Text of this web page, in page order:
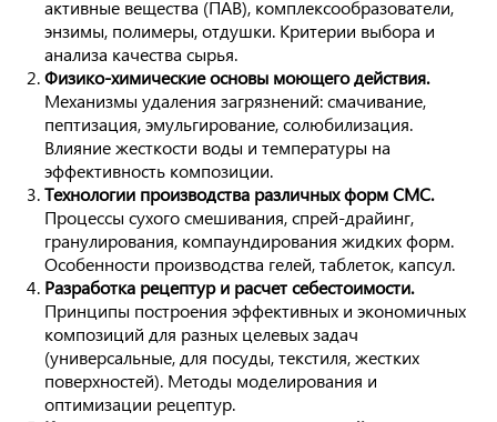
активные вещества (ПАВ), комплексообразователи,
энзимы, полимеры, отдушки. Критерии выбора и
анализа качества сырья.
Физико-химические основы моющего действия.
Механизмы удаления загрязнений: смачивание,
пептизация, эмульгирование, солюбилизация.
Влияние жесткости воды и температуры на
эффективность композиции.
Технологии производства различных форм СМС.
Процессы сухого смешивания, спрей-драйинг,
гранулирования, компаундирования жидких форм.
Особенности производства гелей, таблеток, капсул.
Разработка рецептур и расчет себестоимости.
Принципы построения эффективных и экономичных
композиций для разных целевых задач
(универсальные, для посуды, текстиля, жестких
поверхностей). Методы моделирования и
оптимизации рецептур.